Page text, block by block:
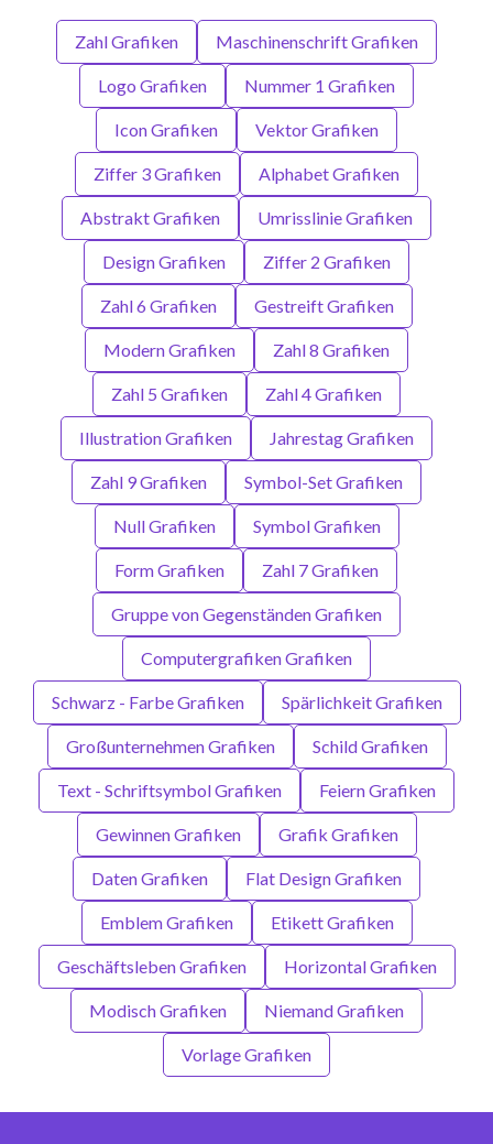
Zahl Grafiken Maschinenschrift Grafiken
Logo Grafiken Nummer 1 Grafiken
Icon Grafiken Vektor Grafiken
Ziffer 3 Grafiken Alphabet Grafiken
Abstrakt Grafiken Umrisslinie Grafiken
Design Grafiken Ziffer 2 Grafiken
Zahl 6 Grafiken Gestreift Grafiken
Modern Grafiken Zahl 8 Grafiken
Zahl 5 Grafiken Zahl 4 Grafiken
Illustration Grafiken Jahrestag Grafiken
Zahl 9 Grafiken Symbol-Set Grafiken
Null Grafiken Symbol Grafiken
Form Grafiken Zahl 7 Grafiken
Gruppe von Gegenständen Grafiken
Computergrafiken Grafiken
Schwarz - Farbe Grafiken Spärlichkeit Grafiken
Großunternehmen Grafiken Schild Grafiken
Text - Schriftsymbol Grafiken Feiern Grafiken
Gewinnen Grafiken Grafik Grafiken
Daten Grafiken Flat Design Grafiken
Emblem Grafiken Etikett Grafiken
Geschäftsleben Grafiken Horizontal Grafiken
Modisch Grafiken Niemand Grafiken
Vorlage Grafiken